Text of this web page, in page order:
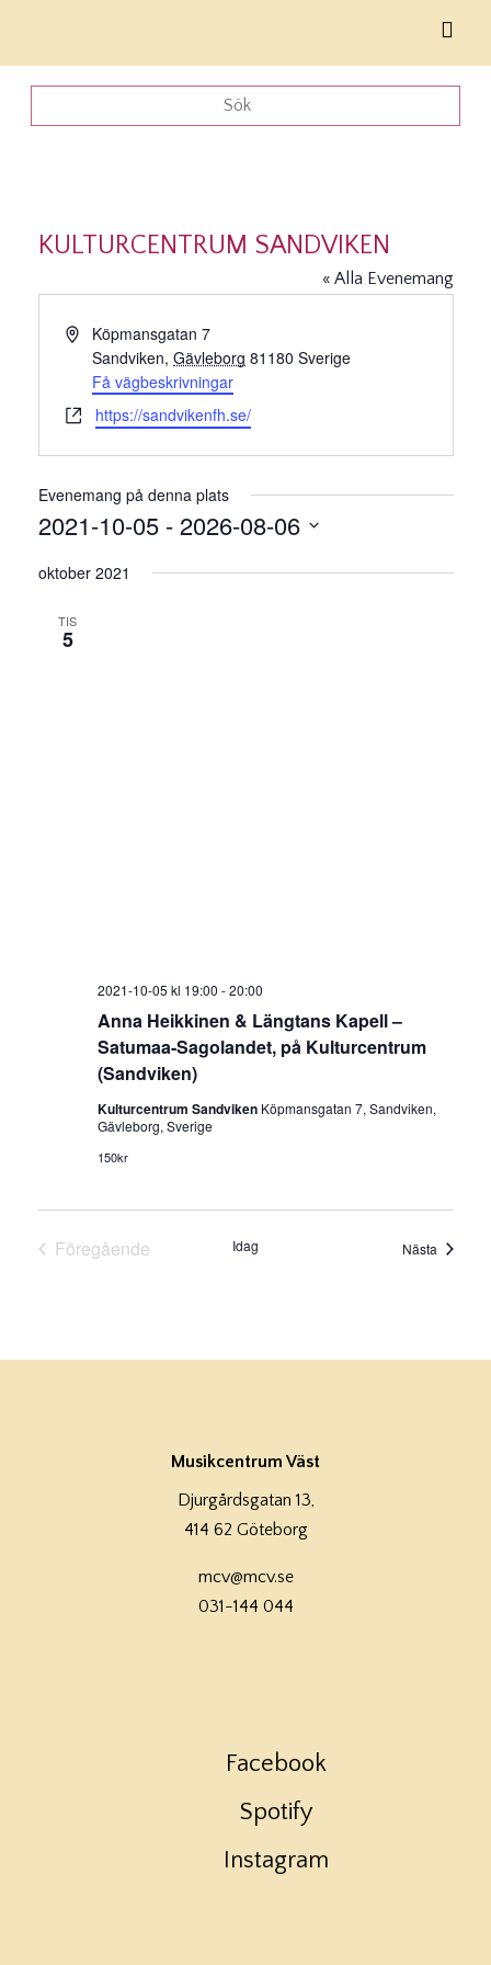
KULTURCENTRUM SANDVIKEN
« Alla Evenemang
AdressKöpmansgatan 7
Sandviken, Gävleborg 81180 Sverige
Få vägbeskrivningar
Websitehttps://sandvikenfh.se/
Evenemang på denna plats
2021-10-05 - 2026-08-06
datum.
oktober 2021
TIS
5
Anna Heikkinen & Längtans Kapell –
Satumaa-Sagolandet, på Kulturcentrum
(Sandviken)
2021-10-05 kl 19:00 -20:00
Kulturcentrum Sandviken Köpmansgatan 7, Sandviken,
Gävleborg, Sverige
150kr
Föregående
Idag Nästa
Musikcentrum Väst
Djurgårdsgatan 13,
414 62 Göteborg
mcv@mcv.se
031-144 044
Facebook
Spotify
Instagram